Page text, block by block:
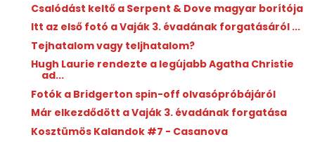
Csalódást keltő a Serpent & Dove magyar borítója
Itt az első fotó a Vaják 3. évadának forgatásáról ...
Tejhatalom vagy teljhatalom?
Hugh Laurie rendezte a legújabb Agatha Christie
ad...
Fotók a Bridgerton spin-off olvasópróbájáról
Már elkezdődött a Vaják 3. évadának forgatása
Kosztümös Kalandok #7 - Casanova